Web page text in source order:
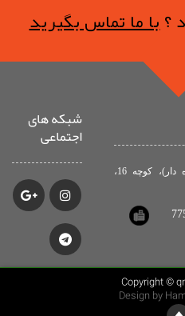
؟با ما تماس بگیرید
تهران، خیابان خواجه نظام الملک(اجاره دار)، کوچه 16،
شبکه های
اجتماعی
Copyright ©
Design by